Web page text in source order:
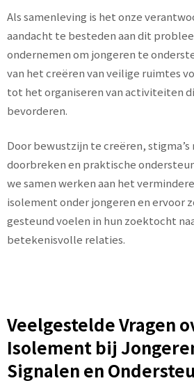
Als samenleving is het onze
aandacht te besteden aan dit
ondernemen om jongeren te
van het creëren van veilige ruimtes
tot het organiseren van activiteiten
bevorderen.
Door bewustzijn te creëren,
doorbreken en praktische
we samen werken aan het
isolement onder jongeren en ervoor
gesteund voelen in hun zoektocht
betekenisvolle relaties.
Veelgestelde Vragen
Isolement bij
Signalen en